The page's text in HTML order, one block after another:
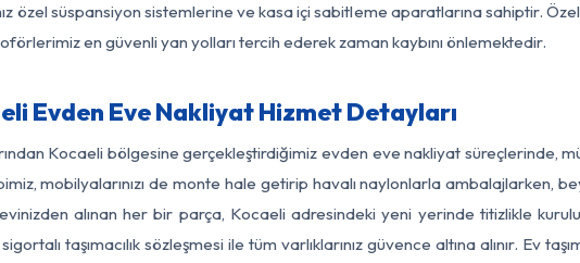
özel süspansiyon sistemlerine ve kasa içi sabitleme aparatlarına sahiptir.
en güvenli yan yolları tercih ederek zaman kaybını önlemektedir.
Evden Eve Nakliyat Hizmet Detayları
Kocaeli bölgesine gerçekleştirdiğimiz evden eve nakliyat süreçlerinde,
mobilyalarınızı de monte hale getirip havalı naylonlarla ambalajlarken,
alınan her bir parça, Kocaeli adresindeki yeni yerinde titizlikle
taşımacılık sözleşmesi ile tüm varlıklarınız güvence altına alınır. Ev